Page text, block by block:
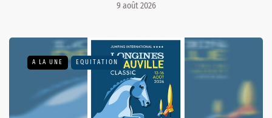
9 août 2026
A LA UNE EQUITATION